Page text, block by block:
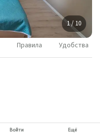
1 / 10
Правила Удобства
Войти Ещё